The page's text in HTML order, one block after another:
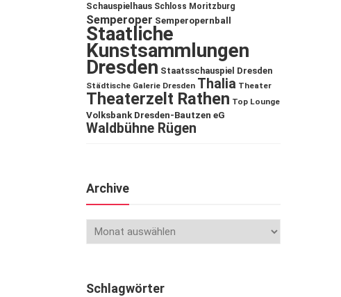
Schauspielhaus Schloss Moritzburg
Semperoper Semperopernball
Staatliche
Kunstsammlungen
Dresden Staatsschauspiel Dresden
Städtische Galerie Dresden Thalia Theater
Theaterzelt Rathen Top Lounge
Volksbank Dresden-Bautzen eG
Waldbühne Rügen
Archive
Schlagwörter